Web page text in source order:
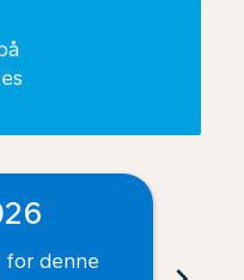
for denne